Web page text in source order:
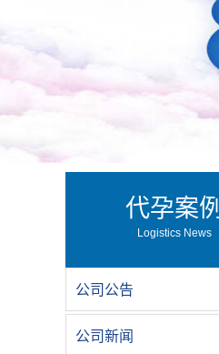
代孕案例
Logistics News
公司公告
公司新闻